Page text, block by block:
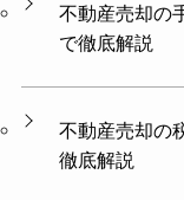
不動産売却の
で徹底解説
不動産売却の
徹底解説